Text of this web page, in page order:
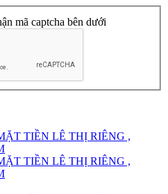
mã captcha bên dưới